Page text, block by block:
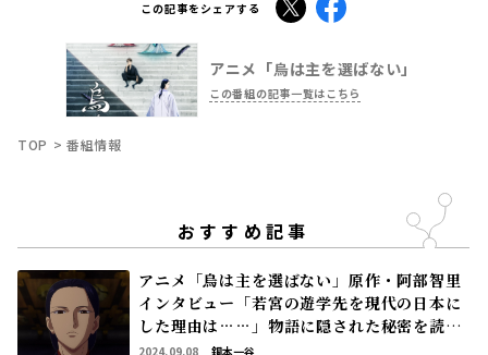
おすすめ記事
アニメ「烏は主を選ばない」 インタビュー
「作る側の人間として、このアニメに関わり
ました」原作・阿部智里インタビュー（前
編）～アニメ「烏は主を選ばない」ができる
まで
2024.08.18
銅本一谷